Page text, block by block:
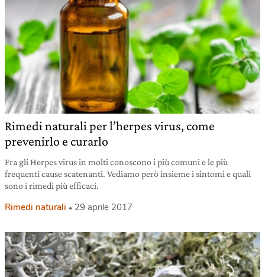
Rimedi naturali per l’herpes virus, come
prevenirlo e curarlo
Fra gli Herpes virus in molti conoscono i più comuni e le più
frequenti cause scatenanti. Vediamo però insieme i sintomi e quali
sono i rimedi più efficaci.
Rimedi naturali 29 aprile 2017